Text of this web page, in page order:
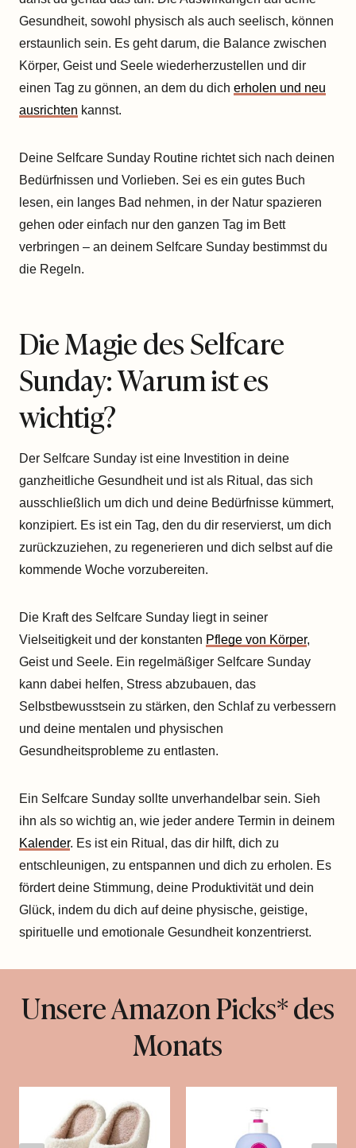
Gesundheit, sowohl physisch als auch seelisch, können
erstaunlich sein. Es geht darum, die Balance zwischen
Körper, Geist und Seele wiederherzustellen und dir
einen Tag zu gönnen, an dem du dich erholen und neu
ausrichten kannst.
Deine Selfcare Sunday Routine richtet sich nach deinen
Bedürfnissen und Vorlieben. Sei es ein gutes Buch
lesen, ein langes Bad nehmen, in der Natur spazieren
gehen oder einfach nur den ganzen Tag im Bett
verbringen – an deinem Selfcare Sunday bestimmst du
die Regeln.
Die Magie des Selfcare
Sunday: Warum ist es
wichtig?
Der Selfcare Sunday ist eine Investition in deine
ganzheitliche Gesundheit und ist als Ritual, das sich
ausschließlich um dich und deine Bedürfnisse kümmert,
konzipiert. Es ist ein Tag, den du dir reservierst, um dich
zurückzuziehen, zu regenerieren und dich selbst auf die
kommende Woche vorzubereiten.
Die Kraft des Selfcare Sunday liegt in seiner
Vielseitigkeit und der konstanten Pflege von Körper,
Geist und Seele. Ein regelmäßiger Selfcare Sunday
kann dabei helfen, Stress abzubauen, das
Selbstbewusstsein zu stärken, den Schlaf zu verbessern
und deine mentalen und physischen
Gesundheitsprobleme zu entlasten.
Ein Selfcare Sunday sollte unverhandelbar sein. Sieh
ihn als so wichtig an, wie jeder andere Termin in deinem
Kalender. Es ist ein Ritual, das dir hilft, dich zu
entschleunigen, zu entspannen und dich zu erholen. Es
fördert deine Stimmung, deine Produktivität und dein
Glück, indem du dich auf deine physische, geistige,
spirituelle und emotionale Gesundheit konzentrierst.
Unsere Amazon Picks* des
Monats